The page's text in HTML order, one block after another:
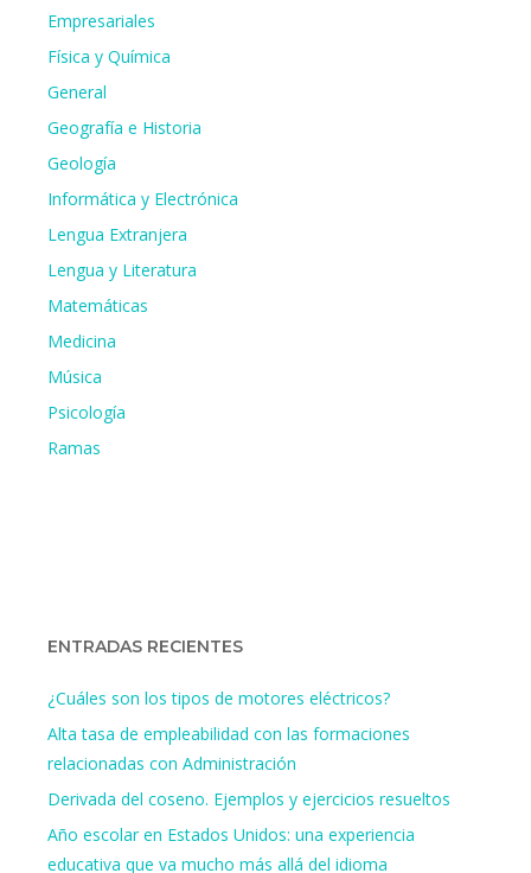
Empresariales
Física y Química
General
Geografía e Historia
Geología
Informática y Electrónica
Lengua Extranjera
Lengua y Literatura
Matemáticas
Medicina
Música
Psicología
Ramas
ENTRADAS RECIENTES
¿Cuáles son los tipos de motores eléctricos?
Alta tasa de empleabilidad con las formaciones
relacionadas con Administración
Derivada del coseno. Ejemplos y ejercicios resueltos
Año escolar en Estados Unidos: una experiencia
educativa que va mucho más allá del idioma